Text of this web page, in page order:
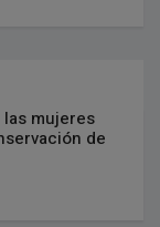
mujeres
de